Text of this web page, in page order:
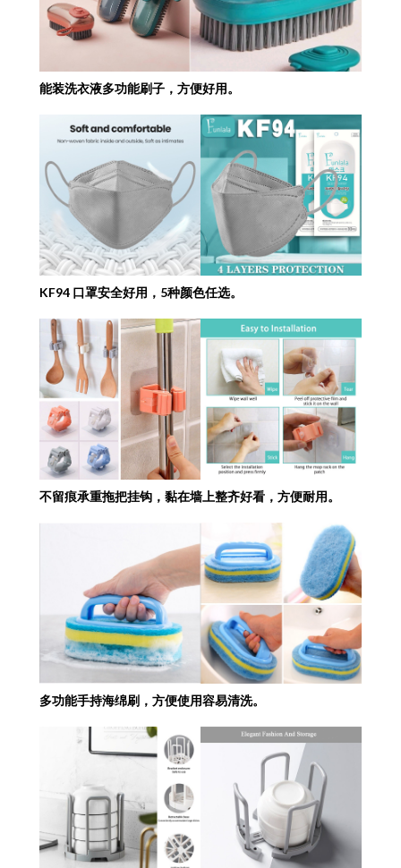
能装洗衣液多功能刷子，方便好用。
KF94 口罩安全好用，5种颜色任选。
不留痕承重拖把挂钩，黏在墙上整齐好看，方便耐用。
多功能手持海绵刷，方便使用容易清洗。